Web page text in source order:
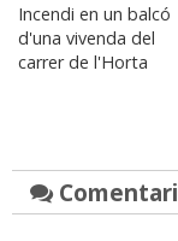
Incendi en un balcó
d'una vivenda del
carrer de l'Horta
Comentari